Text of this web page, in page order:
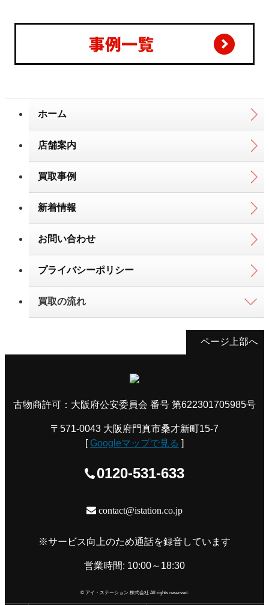
575N ニチ
ロ工業
TS-870S
ホーム
店舗案内
買取事例
新着情報
お問い合わせ
プライバシーポリシー
買取の流れ
ページ上部へ
古物商許可：大阪府公安委員会 番号 第622301705985号
〒571-0043 大阪府門真市桑才新町15-7
[ Googleマップで見る ]
0120-531-633
contact@istation.co.jp
※サービス向上のため通話を録音しています
営業時間: 10:00～18:30
© アイ・ステーション 株式会社 All rights reserved.